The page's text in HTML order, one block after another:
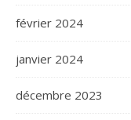
février 2024
janvier 2024
décembre 2023